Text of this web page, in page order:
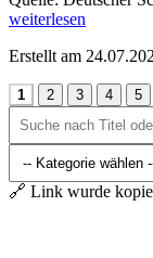
weiterlesen
Erstellt am
1 2 3 4 5
🔗 Link wurde